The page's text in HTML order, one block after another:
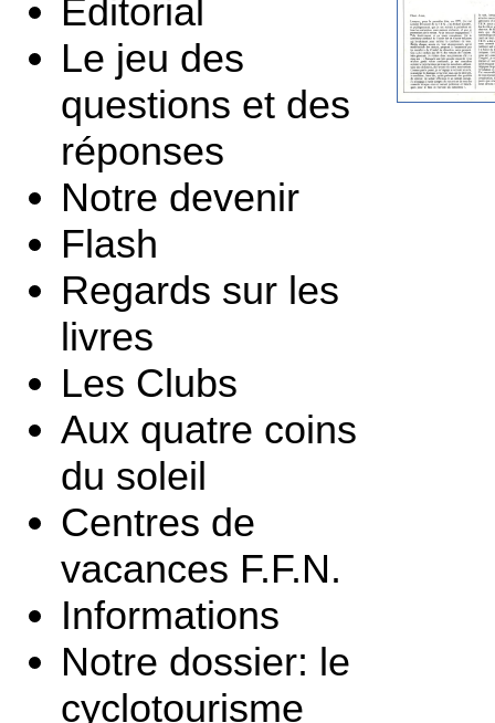
Éditorial
Le jeu des
questions et des
réponses
Notre devenir
Flash
Regards sur les
livres
Les Clubs
Aux quatre coins
du soleil
Centres de
vacances F.F.N.
Informations
Notre dossier: le
cyclotourisme